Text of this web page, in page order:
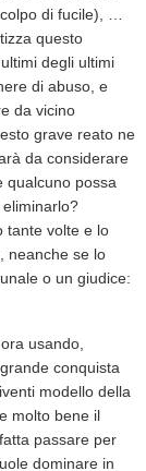
di fucile), …
questo
degli ultimi
di abuso, e
da vicino
grave reato ne
da considerare
qualcuno possa
tante volte e lo
neanche se lo
o un giudice:
usando,
conquista
modello della
molto bene il
passare per
dominare in